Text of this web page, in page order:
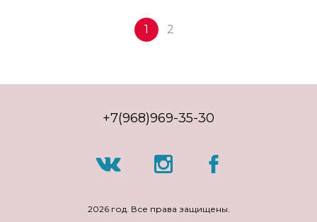
1 2
+7(968)969-35-30
2026 год. Все права защищены.